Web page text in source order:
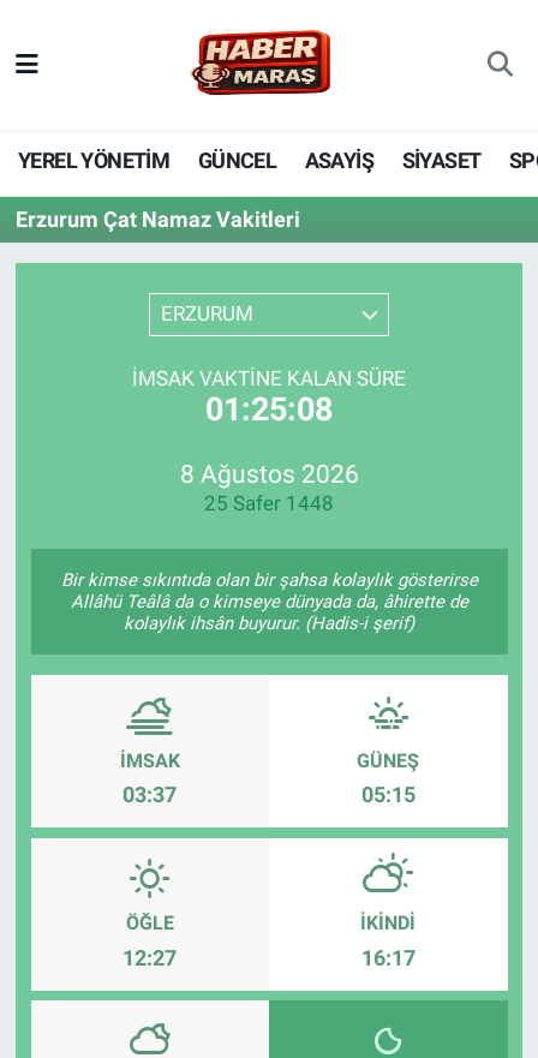
YEREL YÖNETİM GÜNCEL ASAYİŞ SİYASET
Erzurum Çat Namaz Vakitleri
ERZURUM
İMSAK VAKTINE KALAN SÜRE
01:25:08
8 Ağustos 2026
25 Safer 1448
Bir kimse sıkıntıda olan bir şahsa kolaylık gösterirse
Allâhü Teâlâ da o kimseye dünyada da, âhirette de
kolaylık ihsân buyurur. (Hadis-i şerif)
İMSAK
03:37
GÜNEŞ
05:15
ÖĞLE
12:27
İKINDI
16:17
YEREL YÖNETİM
GÜNCEL
BİLİM VE TEKNOLOJİ
SAĞLIK
EĞİTİM
ASAYİŞ
MAGAZİN
KÜLTÜR-SANAT
ÇEVRE
Nöbetçi Eczaneler
Hava Durumu
Trafik Durumu
Tüm Manşetler
Son Dakika Haberleri